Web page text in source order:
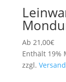
Ab 21,00€
Enthält 19%
zzgl. Versand